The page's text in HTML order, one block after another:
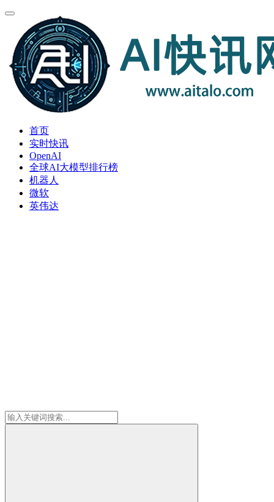
首页
实时快讯
OpenAI
全球AI大模型排行榜
机器人
微软
英伟达